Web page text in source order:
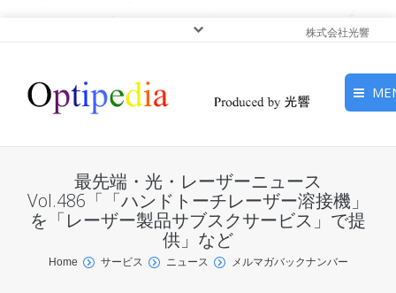
株式会社光響
ピックアップ
最先端・光・レーザーニュース
Vol.486「「ハンドトーチレーザー溶接機」
を「レーザー製品サブスクサービス」で提
供」など
You are here:
Home サービス ニュース メルマガバックナンバー